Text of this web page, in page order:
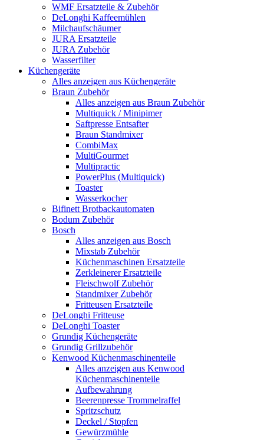
WMF Ersatzteile & Zubehör
DeLonghi Kaffeemühlen
Milchaufschäumer
JURA Ersatzteile
JURA Zubehör
Wasserfilter
Küchengeräte
Alles anzeigen aus Küchengeräte
Braun Zubehör
Alles anzeigen aus Braun Zubehör
Multiquick / Minipimer
Saftpresse Entsafter
Braun Standmixer
CombiMax
MultiGourmet
Multipractic
PowerPlus (Multiquick)
Toaster
Wasserkocher
Bifinett Brotbackautomaten
Bodum Zubehör
Bosch
Alles anzeigen aus Bosch
Mixstab Zubehör
Küchenmaschinen Ersatzteile
Zerkleinerer Ersatzteile
Fleischwolf Zubehör
Standmixer Zubehör
Fritteusen Ersatzteile
DeLonghi Fritteuse
DeLonghi Toaster
Grundig Küchengeräte
Grundig Grillzubehör
Kenwood Küchenmaschinenteile
Alles anzeigen aus Kenwood
Küchenmaschinenteile
Aufbewahrung
Beerenpresse Trommelraffel
Spritzschutz
Deckel / Stopfen
Gewürzmühle